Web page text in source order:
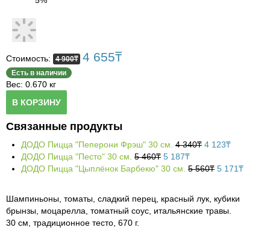
Стоимость: 4 900₸ 4 655₸
Есть в наличии
Вес: 0.670 кг
В КОРЗИНУ
Связанные продукты
ДОДО Пицца "Пеперони Фрэш" 30 см. 4 340₸ 4 123₸
ДОДО Пицца "Песто" 30 см. 5 460₸ 5 187₸
ДОДО Пицца "Цыплёнок Барбекю" 30 см. 5 560₸ 5 171₸
Шампиньоны, томаты, сладкий перец, красный лук, кубики
брынзы, моцарелла, томатный соус, итальянские травы.
30 см, традиционное тесто, 670 г.
Горячие блюда, мясо
Горячие блюда, курица
Горячие блюда, рыба, морепродукты
Cалаты и закуски
Сеты
Пицца
GIPPO
Bahandi
Шашлыки
Фастфуд, ПИЦЦА
KFC
Бакалея
Кисло-молочные изделия
Хлебо-булочные изделия
Выпечка
Продукты быстрого приготовления, консервы
Овощи, фрукты
Овощи, фрукты
Сухофрукты
Гигиена и косметика
Средства гигиены
Хозяйственные товары
Бытовая химия
Одежда
Одежда
Газеты и журналы
Выход